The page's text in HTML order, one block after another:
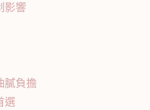
影響
膩負擔
選